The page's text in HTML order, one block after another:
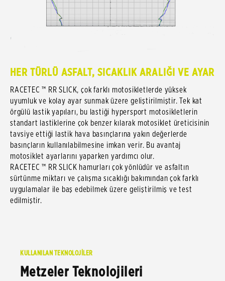
HER TÜRLÜ ASFALT, SICAKLIK ARALIĞI VE AYAR
RACETEC ™ RR SLICK, çok farklı motosikletlerde yüksek
uyumluk ve kolay ayar sunmak üzere geliştirilmiştir. Tek kat
örgülü lastik yapıları, bu lastiği hypersport motosikletlerin
standart lastiklerine çok benzer kılarak motosiklet üreticisinin
tavsiye ettiği lastik hava basınçlarına yakın değerlerde
basınçların kullanılabilmesine imkan verir. Bu avantaj
motosiklet ayarlarını yaparken yardımcı olur.
RACETEC ™ RR SLICK hamurları çok yönlüdür ve asfaltın
sürtünme miktarı ve çalışma sıcaklığı bakımından çok farklı
uygulamalar ile baş edebilmek üzere geliştirilmiş ve test
edilmiştir.
KULLANILAN TEKNOLOJİLER
Metzeler Teknolojileri